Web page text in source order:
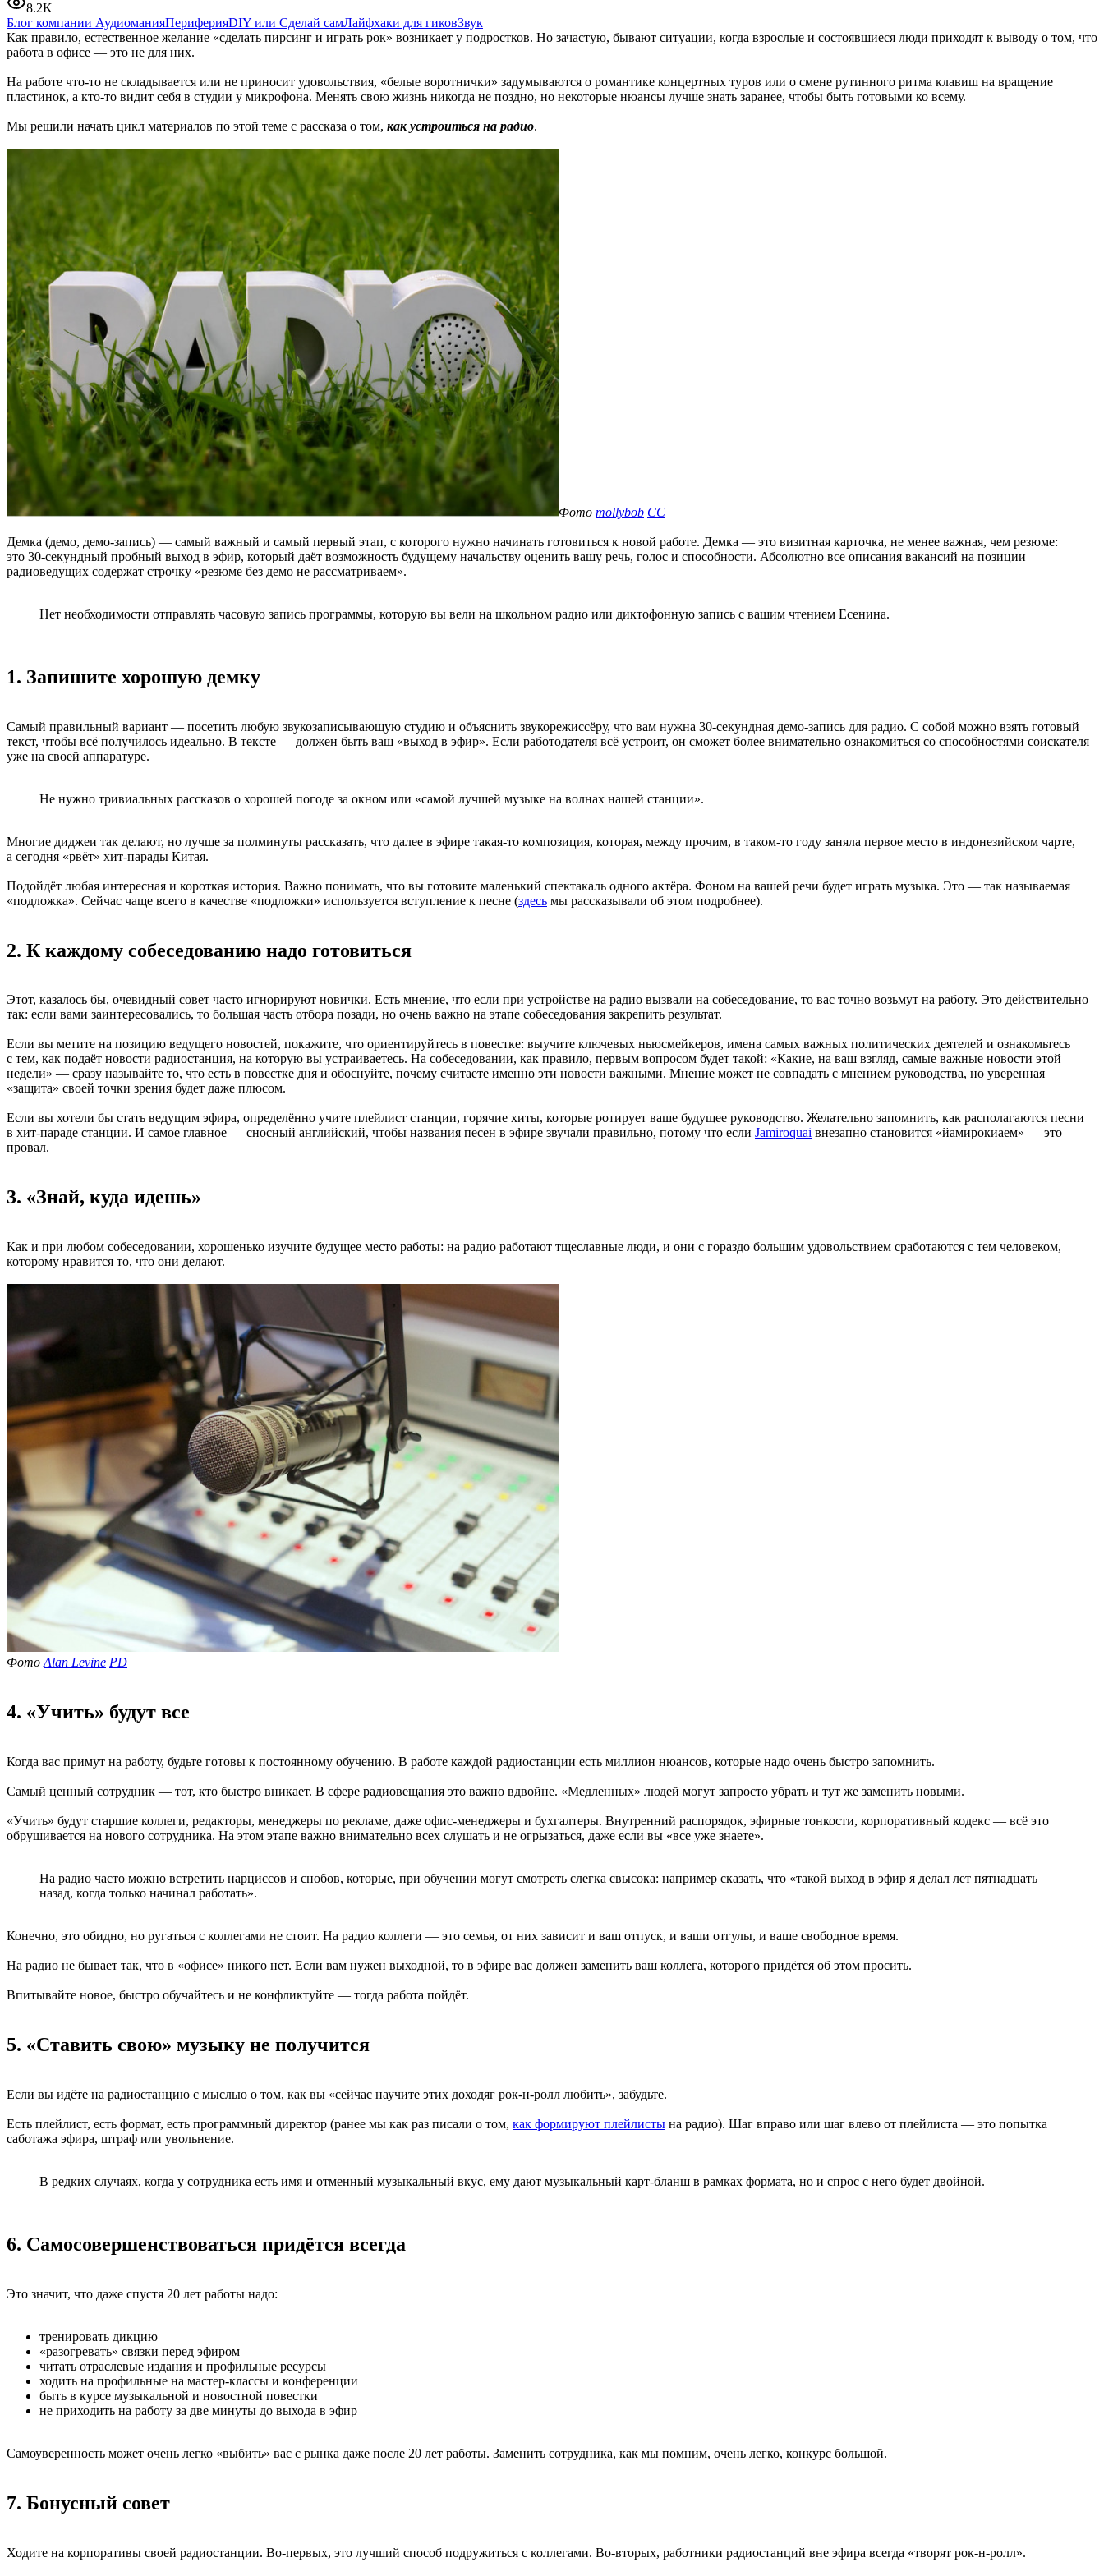
8.2K
Блог компании АудиоманияПериферияDIY или Сделай самЛайфхаки для гиковЗвук
Как правило, естественное желание «сделать пирсинг и играть рок» возникает у подростков. Но зачастую, бывают ситуации, когда взрослые и состоявшиеся люди приходят к выводу о том, что
работа в офисе — это не для них.
На работе что-то не складывается или не приносит удовольствия, «белые воротнички» задумываются о романтике концертных туров или о смене рутинного ритма клавиш на вращение
пластинок, а кто-то видит себя в студии у микрофона. Менять свою жизнь никогда не поздно, но некоторые нюансы лучше знать заранее, чтобы быть готовыми ко всему.
Мы решили начать цикл материалов по этой теме с рассказа о том, как устроиться на радио.
Фото mollybob CC
Демка (демо, демо-запись) — самый важный и самый первый этап, с которого нужно начинать готовиться к новой работе. Демка — это визитная карточка, не менее важная, чем резюме:
это 30-секундный пробный выход в эфир, который даёт возможность будущему начальству оценить вашу речь, голос и способности. Абсолютно все описания вакансий на позиции
радиоведущих содержат строчку «резюме без демо не рассматриваем».
Нет необходимости отправлять часовую запись программы, которую вы вели на школьном радио или диктофонную запись с вашим чтением Есенина.
1. Запишите хорошую демку
Самый правильный вариант — посетить любую звукозаписывающую студию и объяснить звукорежиссёру, что вам нужна 30-секундная демо-запись для радио. С собой можно взять готовый
текст, чтобы всё получилось идеально. В тексте — должен быть ваш «выход в эфир». Если работодателя всё устроит, он сможет более внимательно ознакомиться со способностями соискателя
уже на своей аппаратуре.
Не нужно тривиальных рассказов о хорошей погоде за окном или «самой лучшей музыке на волнах нашей станции».
Многие диджеи так делают, но лучше за полминуты рассказать, что далее в эфире такая-то композиция, которая, между прочим, в таком-то году заняла первое место в индонезийском чарте,
а сегодня «рвёт» хит-парады Китая.
Подойдёт любая интересная и короткая история. Важно понимать, что вы готовите маленький спектакаль одного актёра. Фоном на вашей речи будет играть музыка. Это — так называемая
«подложка». Сейчас чаще всего в качестве «подложки» используется вступление к песне (здесь мы рассказывали об этом подробнее).
2. К каждому собеседованию надо готовиться
Этот, казалось бы, очевидный совет часто игнорируют новички. Есть мнение, что если при устройстве на радио вызвали на собеседование, то вас точно возьмут на работу. Это действительно
так: если вами заинтересовались, то большая часть отбора позади, но очень важно на этапе собеседования закрепить результат.
Если вы метите на позицию ведущего новостей, покажите, что ориентируйтесь в повестке: выучите ключевых ньюсмейкеров, имена самых важных политических деятелей и ознакомьтесь
с тем, как подаёт новости радиостанция, на которую вы устраиваетесь. На собеседовании, как правило, первым вопросом будет такой: «Какие, на ваш взгляд, самые важные новости этой
недели» — сразу называйте то, что есть в повестке дня и обоснуйте, почему считаете именно эти новости важными. Мнение может не совпадать с мнением руководства, но уверенная
«защита» своей точки зрения будет даже плюсом.
Если вы хотели бы стать ведущим эфира, определённо учите плейлист станции, горячие хиты, которые ротирует ваше будущее руководство. Желательно запомнить, как располагаются песни
в хит-параде станции. И самое главное — сносный английский, чтобы названия песен в эфире звучали правильно, потому что если Jamiroquai внезапно становится «йамирокиаем» — это
провал.
3. «Знай, куда идешь»
Как и при любом собеседовании, хорошенько изучите будущее место работы: на радио работают тщеславные люди, и они с гораздо большим удовольствием сработаются с тем человеком,
которому нравится то, что они делают.
Фото Alan Levine PD
4. «Учить» будут все
Когда вас примут на работу, будьте готовы к постоянному обучению. В работе каждой радиостанции есть миллион нюансов, которые надо очень быстро запомнить.
Самый ценный сотрудник — тот, кто быстро вникает. В сфере радиовещания это важно вдвойне. «Медленных» людей могут запросто убрать и тут же заменить новыми.
«Учить» будут старшие коллеги, редакторы, менеджеры по рекламе, даже офис-менеджеры и бухгалтеры. Внутренний распорядок, эфирные тонкости, корпоративный кодекс — всё это
обрушивается на нового сотрудника. На этом этапе важно внимательно всех слушать и не огрызаться, даже если вы «все уже знаете».
На радио часто можно встретить нарциссов и снобов, которые, при обучении могут смотреть слегка свысока: например сказать, что «такой выход в эфир я делал лет пятнадцать
назад, когда только начинал работать».
Конечно, это обидно, но ругаться с коллегами не стоит. На радио коллеги — это семья, от них зависит и ваш отпуск, и ваши отгулы, и ваше свободное время.
На радио не бывает так, что в «офисе» никого нет. Если вам нужен выходной, то в эфире вас должен заменить ваш коллега, которого придётся об этом просить.
Впитывайте новое, быстро обучайтесь и не конфликтуйте — тогда работа пойдёт.
5. «Ставить свою» музыку не получится
Если вы идёте на радиостанцию с мыслью о том, как вы «сейчас научите этих доходяг рок-н-ролл любить», забудьте.
Есть плейлист, есть формат, есть программный директор (ранее мы как раз писали о том, как формируют плейлисты на радио). Шаг вправо или шаг влево от плейлиста — это попытка
саботажа эфира, штраф или увольнение.
В редких случаях, когда у сотрудника есть имя и отменный музыкальный вкус, ему дают музыкальный карт-бланш в рамках формата, но и спрос с него будет двойной.
6. Самосовершенствоваться придётся всегда
Это значит, что даже спустя 20 лет работы надо:
тренировать дикцию
«разогревать» связки перед эфиром
читать отраслевые издания и профильные ресурсы
ходить на профильные на мастер-классы и конференции
быть в курсе музыкальной и новостной повестки
не приходить на работу за две минуты до выхода в эфир
Самоуверенность может очень легко «выбить» вас с рынка даже после 20 лет работы. Заменить сотрудника, как мы помним, очень легко, конкурс большой.
7. Бонусный совет
Ходите на корпоративы своей радиостанции. Во-первых, это лучший способ подружиться с коллегами. Во-вторых, работники радиостанций вне эфира всегда «творят рок-н-ролл».